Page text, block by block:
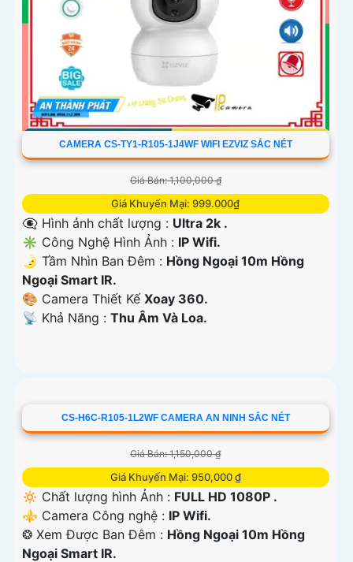
CAMERA CS-TY1-R105-1J4WF WIFI EZVIZ SẮC NÉT
Giá Bán: 1,100,000 ₫
Giá Khuyến Mại: 999.000₫
👁️‍🗨 Hình ảnh chất lượng : Ultra 2k .
✳️ Công Nghệ Hình Ảnh : IP Wifi.
🌛 Tầm Nhìn Ban Đêm : Hồng Ngoại 10m Hồng
Ngoại Smart IR.
🎨 Camera Thiết Kế Xoay 360.
️📡 Khả Năng : Thu Âm Và Loa.
CS-H6C-R105-1L2WF CAMERA AN NINH SẮC NÉT
Giá Bán: 1,150,000 ₫
Giá Khuyến Mại: 950,000 ₫
🔅 Chất lượng hình Ảnh : FULL HD 1080P .
⚜️ Camera Công nghệ : IP Wifi.
❂ Xem Được Ban Đêm : Hồng Ngoại 10m Hồng
Ngoại Smart IR.